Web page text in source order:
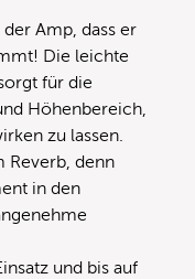
Amp, dass er
Die leichte
für die
Höhenbereich,
zu lassen.
Reverb, denn
in den
und bis auf